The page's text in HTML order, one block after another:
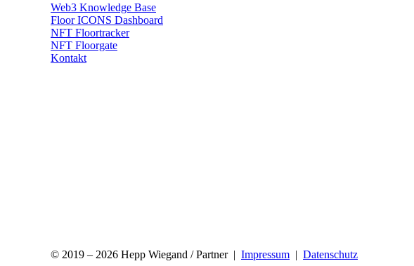
Web3 Knowledge Base
Floor ICONS Dashboard
NFT Floortracker
NFT Floorgate
Kontakt
© 2019 – 2026 Hepp Wiegand / Partner | Impressum | Datenschutz